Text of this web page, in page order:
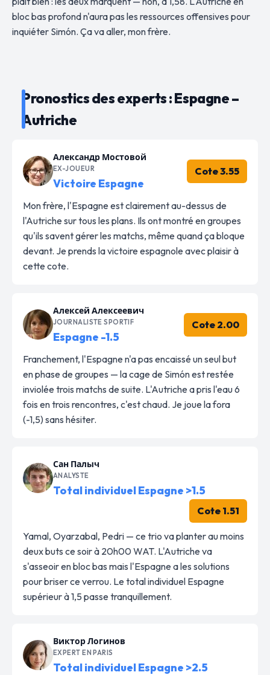
bloc bas profond n'aura pas les ressources offensives pour
inquiéter Simón. Ça va aller, mon frère.
Pronostics des experts : Espagne –
Autriche
Александр Мостовой
EX-JOUEUR
Victoire Espagne
Cote 3.55
Mon frère, l'Espagne est clairement au-dessus de
l'Autriche sur tous les plans. Ils ont montré en groupes
qu'ils savent gérer les matchs, même quand ça bloque
devant. Je prends la victoire espagnole avec plaisir à
cette cote.
Алексей Алексеевич
JOURNALISTE SPORTIF
Espagne -1.5
Cote 2.00
Franchement, l'Espagne n'a pas encaissé un seul but
en phase de groupes — la cage de Simón est restée
inviolée trois matchs de suite. L'Autriche a pris l'eau 6
fois en trois rencontres, c'est chaud. Je joue la fora
(-1,5) sans hésiter.
Сан Палыч
ANALYSTE
Total individuel Espagne >1.5
Cote 1.51
Yamal, Oyarzabal, Pedri — ce trio va planter au moins
deux buts ce soir à 20h00 WAT. L'Autriche va
s'asseoir en bloc bas mais l'Espagne a les solutions
pour briser ce verrou. Le total individuel Espagne
supérieur à 1,5 passe tranquillement.
Виктор Логинов
EXPERT EN PARIS
Total individuel Espagne >2.5